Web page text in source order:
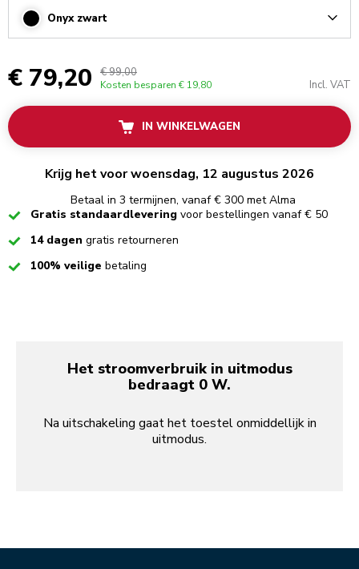
Onyx zwart
€ 79,20 € 99,00
Kosten besparen € 19,80 Incl. VAT
IN WINKELWAGEN
Krijg het voor woensdag, 12 augustus 2026
Betaal in 3 termijnen, vanaf € 300 met Alma
CheckedGratis standaardlevering voor bestellingen vanaf € 50
Checked14 dagen gratis retourneren
Checked100% veilige betaling
Het stroomverbruik in uitmodus
bedraagt 0 W.
Na uitschakeling gaat het toestel onmiddellijk in
uitmodus.